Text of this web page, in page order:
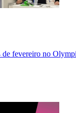
fevereiro no